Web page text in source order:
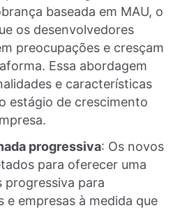
baseada em MAU, o
os desenvolvedores
preocupações e cresçam
Essa abordagem
e características
estágio de crescimento
progressiva: Os novos
para oferecer uma
progressiva para
e empresas à medida que